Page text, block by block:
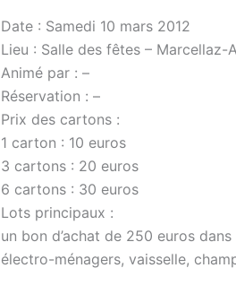
Date : Samedi 10 mars 2012
Lieu : Salle des fêtes – Marcellaz-
Animé par : –
Réservation : –
Prix des cartons :
1 carton : 10 euros
3 cartons : 20 euros
6 cartons : 30 euros
Lots principaux :
un bon d’achat de 250 euros
électro-ménagers, vaisselle,